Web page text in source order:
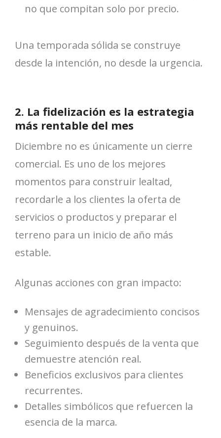
no que compitan solo por precio.
Una temporada sólida se construye
desde la intención, no desde la urgencia.
2. La fidelización es la estrategia
más rentable del mes
Diciembre no es únicamente un cierre
comercial. Es uno de los mejores
momentos para construir lealtad,
recordarle a los clientes la oferta de
servicios o productos y preparar el
terreno para un inicio de año más
estable.
Algunas acciones con gran impacto:
Mensajes de agradecimiento concisos
y genuinos.
Seguimiento después de la venta que
demuestre atención real.
Beneficios exclusivos para clientes
recurrentes.
Detalles simbólicos que refuercen la
esencia de la marca.